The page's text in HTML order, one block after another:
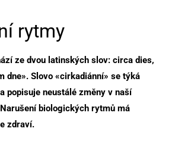
rytmy
ze dvou latinských slov: circa dies,
dne». Slovo «cirkadiánní» se týká
popisuje neustálé změny v naší
biologických rytmů má
zdraví.